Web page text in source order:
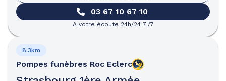
03 67 10 67 10
A votre écoute 24h/24 7j/7
Pompes funèbres Roc Eclerc
8.3km